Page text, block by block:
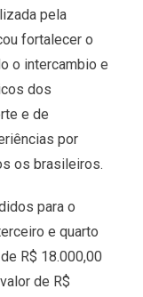
pela
fortalecer o
o intercambio e
dos
e de
por
os brasileiros.
para o
e quarto
R$ 18.000,00
de R$